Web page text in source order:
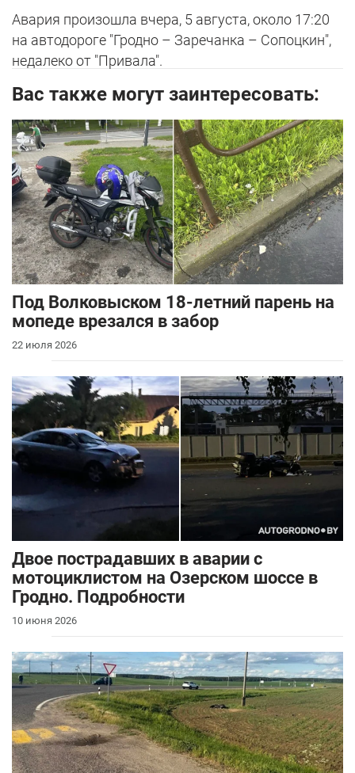
Авария произошла вчера, 5 августа, около 17:20
на автодороге "Гродно – Заречанка – Сопоцкин",
недалеко от "Привала".
Вас также могут заинтересовать:
Под Волковыском 18-летний парень на
мопеде врезался в забор
22 июля 2026
Двое пострадавших в аварии с
мотоциклистом на Озерском шоссе в
Гродно. Подробности
10 июня 2026